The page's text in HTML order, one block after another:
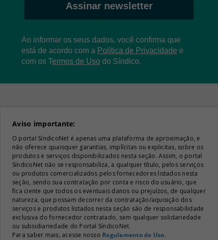
Assinar newsletter
Ao informar os seus dados, você confirma que
está de acordo com a Política de Privacidade e
com os Termos de Uso do Síndico.
Aviso importante:
O portal SíndicoNet é apenas uma plataforma de aproximação, e
não oferece quaisquer garantias, implícitas ou explicitas, sobre os
produtos e serviços disponibilizados nesta seção. Assim, o portal
SíndicoNet não se responsabiliza, a qualquer título, pelos serviços
ou produtos comercializados pelos fornecedores listados nesta
seção, sendo sua contratação por conta e risco do usuário, que
fica ciente que todos os eventuais danos ou prejuízos, de qualquer
natureza, que possam decorrer da contratação/aquisição dos
serviços e produtos listados nesta seção são de responsabilidade
exclusiva do fornecedor contratado, sem qualquer solidariedade
ou subsidiariedade do Portal SíndicoNet.
Para saber mais, acesse nosso Regulamento de Uso.